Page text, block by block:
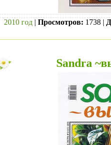
2010 год| Просмотров: 1738 |
Sandra